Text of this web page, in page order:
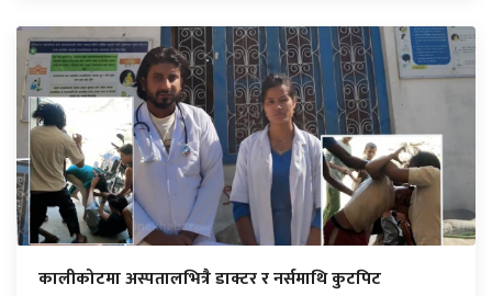
कालीकोटमा अस्पतालभित्रै डाक्टर र नर्समाथि कुटपिट